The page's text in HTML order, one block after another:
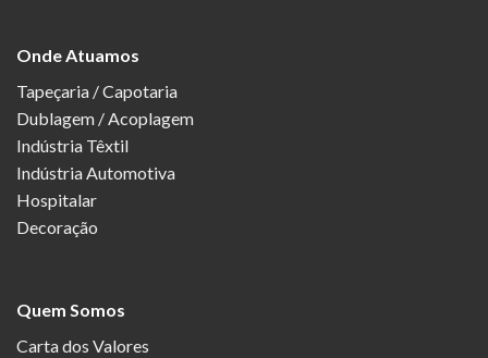
Onde Atuamos
Tapeçaria / Capotaria
Dublagem / Acoplagem
Indústria Têxtil
Indústria Automotiva
Hospitalar
Decoração
Quem Somos
Carta dos Valores